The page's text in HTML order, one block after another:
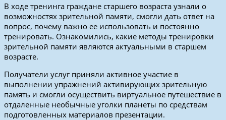
В ходе тренинга граждане старшего возраста узнали о
возможностях зрительной памяти, смогли дать ответ на
вопрос, почему важно ее использовать и постоянно
тренировать. Ознакомились, какие методы тренировки
зрительной памяти являются актуальными в старшем
возрасте.
Получатели услуг приняли активное участие в
выполнении упражнений активирующих зрительную
память и смогли осуществить виртуальное путешествие в
отдаленные необычные уголки планеты по средствам
подготовленных материалов презентации.